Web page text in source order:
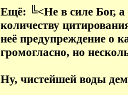
Ещё: ╚<Не в силе Бог, а
количеству
неё предупреждение о
громогласно, но
Ну, чистейшей воды